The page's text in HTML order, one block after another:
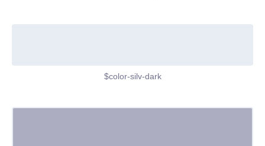
$color-silv-dark